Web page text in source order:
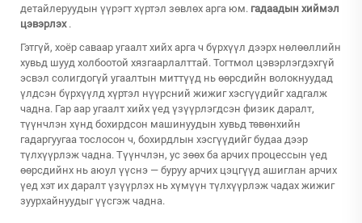
детайлеруудын үүрэгт хүртэл зөвлөх арга юм. гадаадын хиймэл
цэвэрлэх .
Гэтгүй, хоёр саваар угаалт хийх арга ч бүрхүүл дээрх нөлөөллийн
хувьд шууд холбоотой хязгаарлалттай. Тогтмол цэвэрлэгдэхгүй
эсвэл солигдогүй угаалтын миттүүд нь өөрсдийн волокнуудад
үлдсэн бүрхүүлд хүртэл нүүрсний жижиг хэсгүүдийг хадгалж
чадна. Гар аар угаалт хийх үед үзүүрлэгдсэн физик даралт,
түүнчлэн хүнд бохирдсон машинуудын хувьд төвөнхийн
гадаргуугаа тослосон ч, бохирдлын хэсгүүдийг будаа дээр
түлхүүрлэж чадна. Түүнчлэн, ус зөөх ба арчих процессын үед
өөрсдийнх нь аюул үүснэ — буруу арчих цэцгүүд ашиглан арчих
үед хэт их даралт үзүүрлэх нь хүмүүн түлхүүрлэж чадах жижиг
зуурхайнуудыг үүсгэж чадна.